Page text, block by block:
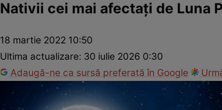
Nativii cei mai afectaţi de Luna
18 martie 2022 10:50
Ultima actualizare: 30 iulie 2026 0:30
Adaugă-ne ca sursă preferată în Google